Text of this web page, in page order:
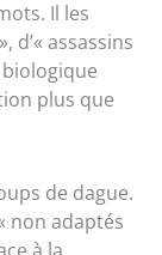
Il les
d’« assassins
plus que
de dague.
non adaptés